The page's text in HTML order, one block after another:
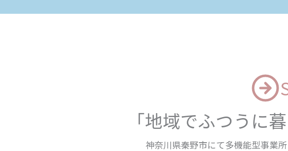
「地域でふつうに
神奈川県秦野市にて多機能型事業